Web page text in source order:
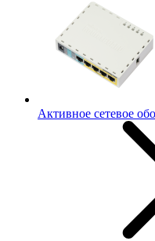
Активное сетевое